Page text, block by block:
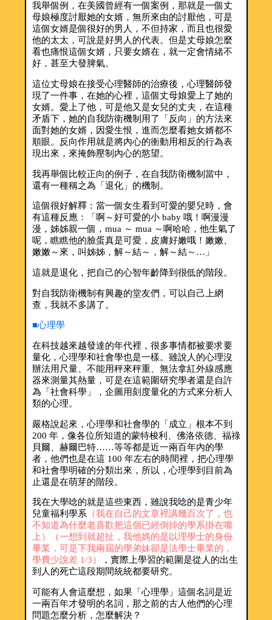
我舉個例，在美國曾經有一個案例，那就是一個丈
母娘極度討厭她的女婿，無所來由的討厭他，可是
這個女婿是個很好的男人，不但持家，而且也很愛
他的太太，可說是好男人的代表。但是丈母娘怎麼
看也痛恨這個女婿，只要女婿在，就一定會情緒不
好，甚至大發脾氣。
這位丈母娘在接受心理醫師的治療後，心理醫師發
現了一件事，在她的心裡，這個丈母娘愛上了她的
女婿。愛上了他，可是他又是女兒的丈夫，在這種
矛盾下，她的自我防衛機制用了「反向」的方法來
面對她的女婿，因愛生恨，進而怎麼看她女婿都不
順眼。反向作用就是將內心的衝動用相反的行為表
現出來，來掩飾壓制內心的慾望。
我再舉個比較正向的例子，在自我防衛機制當中，
還有一種稱之為「退化」的機制。
這個很好解釋：當一個女生看到可愛的嬰兒時，會
有這種反應：「啊～好可愛的小 baby 哦！啊漫漫
漫，姊姊親一個，mua ～ mua ～啊哈哈，他生氣了
呢，瞧瞧他的臉蛋真是可愛，皮膚好嫩哦！嫩嫩、
嫩嫩～來，叫姊姊，解～結～，解～結～…」
這就是退化，把自己的心智年齡降到很低的階段。
對自我防衛機制有興趣的堂友們，可以自己上網
查，我就不多講了。
■心理學
在科技越來越發達的年代裡，很多事情都被要求要
量化，心理學和社會學也是一樣。雖說人的心理沒
辦法用尺量、不能用秤來秤重、無法拿紅外線感應
器來測量其熱量，可是在這範圍研究學者還是自許
為「社會科學」，企圖用刻度量化的方式來分析人
類的心理。
嚴格說起來，心理學和社會學的「成立」根本不到
200 年，像各位所知道的蒙特梭利、佛洛依德、福祿
貝爾、赫爾巴特……等等都是近一兩百年內的學
者，他們也是在這 100 年左右的時間裡，把心理學
和社會學明確的分類出來，所以，心理學到目前為
止還是在萌芽的階段。
我在大學唸的就是這些東西，雖說我唸的是青少年
兒童福利學系 （我在自己的文章裡講幾百次了，也
不知道為什麼老喜歡把這個已經倒掉的學系掛在嘴
上）（一想到就超扯，我他媽的是以理學士的身份
畢業，可是下我兩屆的學弟妹卻是法學士畢業的，
學費少說差 1/3）
，實際上學習的範圍是從人的出生
到人的死亡這段期間統統都要研究。
可能有人會這麼想，如果「心理學」這個名詞是近
一兩百年才發明的名詞，那之前的古人他們的心理
問題怎麼分析，怎麼解決？